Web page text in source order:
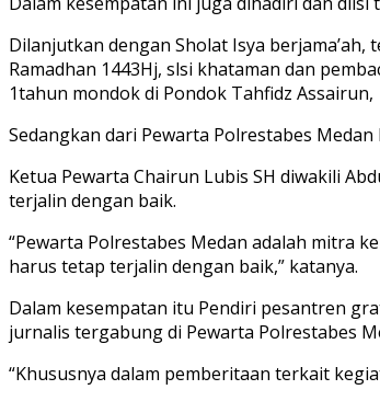
Dilanjutkan dengan Sholat Isya
Ramadhan 1443Hj, slsi khataman dan
1tahun mondok di Pondok Tahfidz Assairun,
Sedangkan dari Pewarta Polrestabes
Ketua Pewarta Chairun Lubis SH diwakili
terjalin dengan baik.
“Pewarta Polrestabes Medan adalah mitra
harus tetap terjalin dengan baik,” katanya.
Dalam kesempatan itu Pendiri pesantren
jurnalis tergabung di Pewarta Polrestabes
“Khususnya dalam pemberitaan terkait